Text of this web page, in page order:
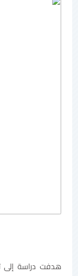
هدفت دراسة إلى